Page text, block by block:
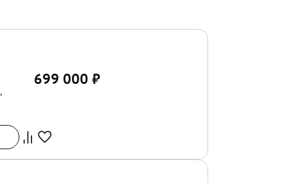
,
699 000 ₽